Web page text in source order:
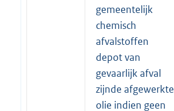
gemeentelijk
chemisch
afvalstoffen
depot van
gevaarlijk afval
zijnde afgewerkte
olie indien geen